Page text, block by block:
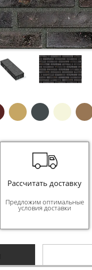
Рассчитать доставку
Предложим оптимальные
условия доставки